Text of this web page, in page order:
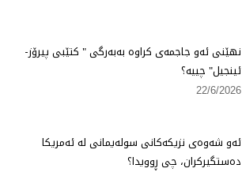
نهێنی ئەو جاجمەی كراوە بەبەرگی " كتێبی پیرۆز-
ئینجیل" چییە؟
22/6/2026
ئەو شەوەی نزیكەكانی سولەیمانی لە ئەمریكا
دەستگیركران، چی ڕوویدا؟